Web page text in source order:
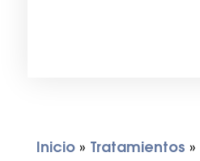
Inicio» Tratamientos »